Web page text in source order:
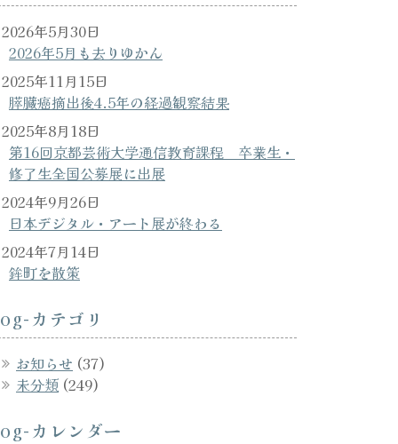
2026年5月も去りゆかん
2026年5月30日
膵臓癌摘出後4.5年の経過観察結果
2025年11月15日
第16回京都芸術大学通信教育課程 卒業生・
修了生全国公募展に出展
2025年8月18日
日本デジタル・アート展が終わる
2024年9月26日
鉾町を散策
2024年7月14日
カテゴリ
お知らせ (37)
未分類 (249)
カレンダー